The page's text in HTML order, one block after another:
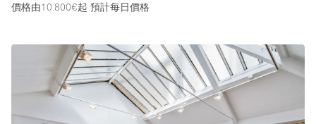
價格由10.800€起 預計每日價格